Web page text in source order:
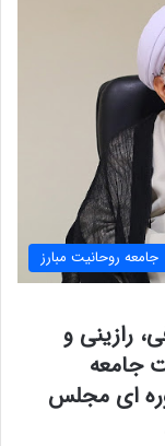
جامعه روحانیت مبارز
رازینی و
جامعه
ای مجلس